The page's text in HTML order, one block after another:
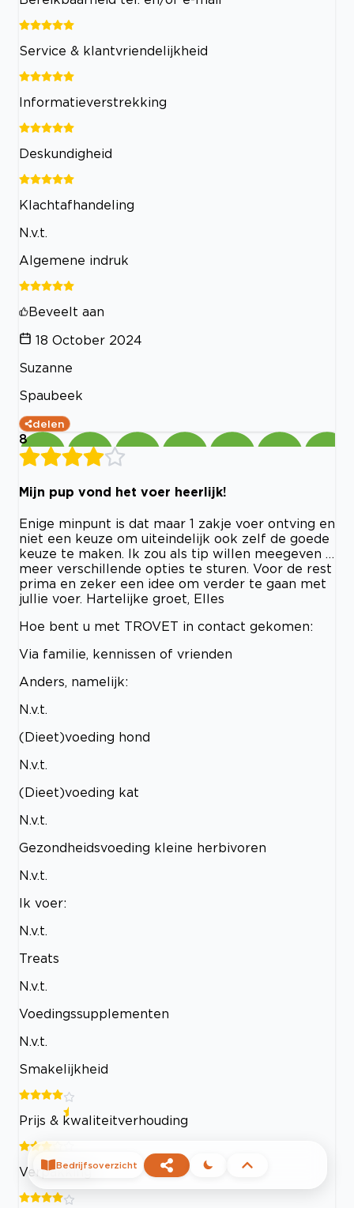
Service & klantvriendelijkheid
Informatieverstrekking
Deskundigheid
Klachtafhandeling
N.v.t.
Algemene indruk
Beveelt aan
18 October 2024
Suzanne
Spaubeek
delen
8
Mijn pup vond het voer heerlijk!
Enige minpunt is dat maar 1 zakje voer ontving en
niet een keuze om uiteindelijk ook zelf de goede
keuze te maken. Ik zou als tip willen meegeven …
meer verschillende opties te sturen. Voor de rest
prima en zeker een idee om verder te gaan met
jullie voer. Hartelijke groet, Elles
Hoe bent u met TROVET in contact gekomen:
Via familie, kennissen of vrienden
Anders, namelijk:
N.v.t.
(Dieet)voeding hond
N.v.t.
(Dieet)voeding kat
N.v.t.
Gezondheidsvoeding kleine herbivoren
N.v.t.
Ik voer:
N.v.t.
Treats
N.v.t.
Voedingssupplementen
N.v.t.
Smakelijkheid
Prijs & kwaliteitverhouding
VerpakkingBedrijfsoverzicht